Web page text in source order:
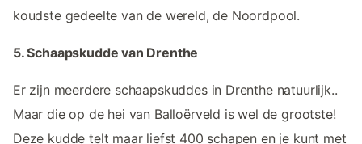
koudste gedeelte van de wereld, de Noordpool.
5. Schaapskudde van Drenthe
Er zijn meerdere schaapskuddes in Drenthe natuurlijk..
Maar die op de hei van Balloërveld is wel de grootste!
Deze kudde telt maar liefst 400 schapen en je kunt met